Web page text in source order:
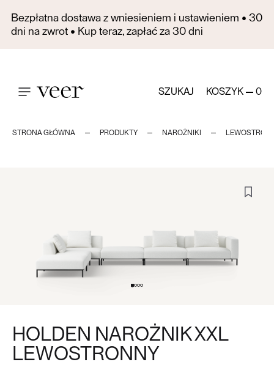
Bezpłatna dostawa z wniesieniem i ustawieniem • 30
dni na zwrot • Kup teraz, zapłać za 30 dni
SZUKAJ KOSZYK 0
STRONA GŁÓWNA PRODUKTY NAROŻNIKI
HOLDEN NAROŻNIK XXL
LEWOSTRONNY